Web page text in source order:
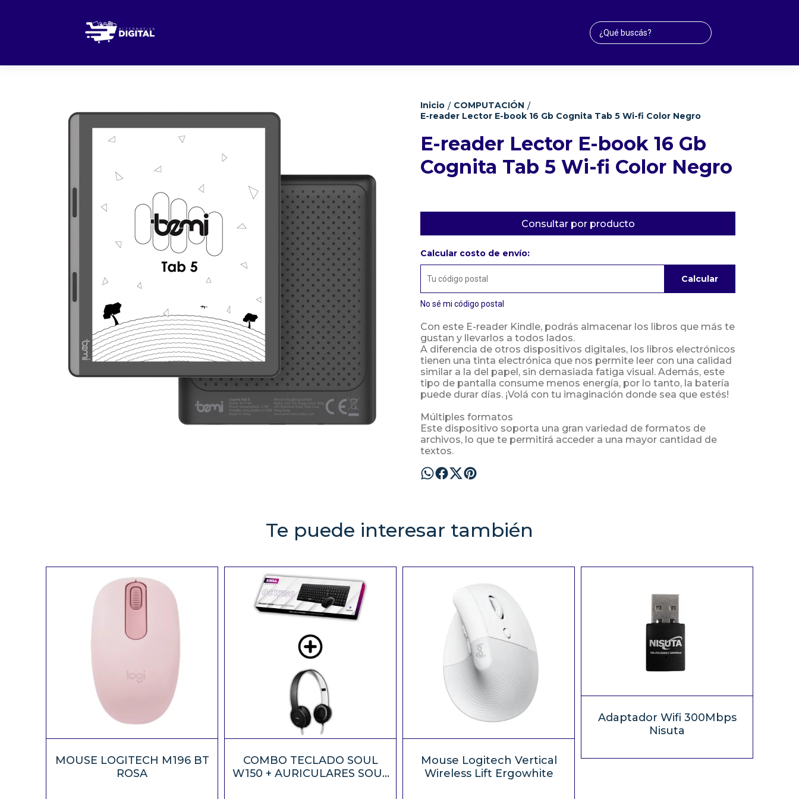
Inicio / COMPUTACIÓN /
E-reader Lector E-book 16 Gb Cognita Tab 5 Wi-fi Color Negro
E-reader Lector E-book 16 Gb
Cognita Tab 5 Wi-fi Color Negro
Consultar por producto
Calcular costo de envío:
Calcular
No sé mi código postal
Con este E-reader Kindle, podrás almacenar los libros que más te
gustan y llevarlos a todos lados.
A diferencia de otros dispositivos digitales, los libros electrónicos
tienen una tinta electrónica que nos permite leer con una calidad
similar a la del papel, sin demasiada fatiga visual. Además, este
tipo de pantalla consume menos energía, por lo tanto, la batería
puede durar días. ¡Volá con tu imaginación donde sea que estés!
Múltiples formatos
Este dispositivo soporta una gran variedad de formatos de
archivos, lo que te permitirá acceder a una mayor cantidad de
textos.
Te puede interesar también
MOUSE LOGITECH M196 BT
ROSA
COMBO TECLADO SOUL
W150 + AURICULARES SOUL
Mouse Logitech Vertical
Wireless Lift Ergowhite
Adaptador Wifi 300Mbps
Nisuta